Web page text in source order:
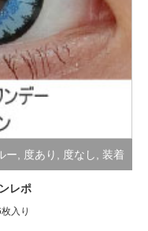
ー 度あり 度なし 装着
レポ
入り